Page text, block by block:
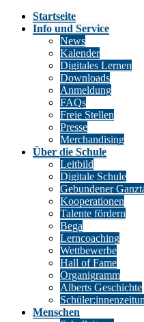
Startseite
Info und Service
News
Kalender
Digitales Lernen
Downloads
Anmeldung
FAQs
Freie Stellen
Presse
Merchandising
Über die Schule
Leitbild
Digitale Schule
Gebundener
Kooperationen
Talente fördern
Bega
Lerncoaching
Wettbewerbe
Hall of Fame
Organigramm
Alberts Geschichte
Menschen